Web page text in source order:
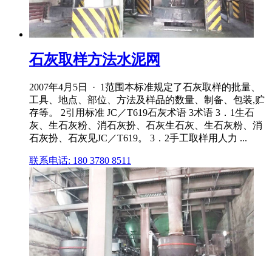
石灰取样方法水泥网
2007年4月5日 · 1范围本标准规定了石灰取样的批量、
工具、地点、部位、方法及样品的数量、制备、包装,贮
存等。 2引用标准 JC／T619石灰术语 3术语 3．1生石
灰、生石灰粉、消石灰扮、石灰生石灰、生石灰粉、消
石灰扮、石灰见JC／T619。 3．2手工取样用人力 ...
联系电话: 180 3780 8511